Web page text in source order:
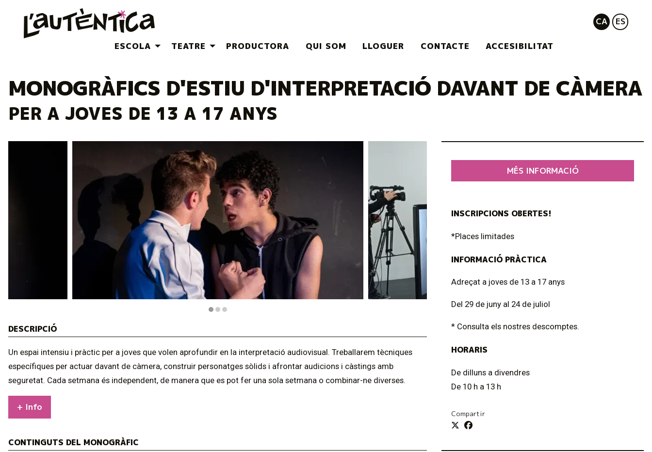
CA ES
ESCOLA TEATRE PRODUCTORA QUI SOM LLOGUER CONTACTE ACCESIBILITAT
MONOGRÀFICS D'ESTIU D'INTERPRETACIÓ DAVANT DE CÀMERA
PER A JOVES DE 13 A 17 ANYS
MÉS INFORMACIÓ
INSCRIPCIONS OBERTES!
*Places limitades
INFORMACIÓ PRÀCTICA
Adreçat a joves de 13 a 17 anys
Del 29 de juny al 24 de juliol
* Consulta els nostres descomptes.
HORARIS
De dilluns a divendres
De 10 h a 13 h
Compartir
DESCRIPCIÓ
Un espai intensiu i pràctic per a joves que volen aprofundir en la interpretació audiovisual. Treballarem tècniques
específiques per actuar davant de càmera, construir personatges sòlids i afrontar audicions i càstings amb
seguretat. Cada setmana és independent, de manera que es pot fer una sola setmana o combinar-ne diverses.
+ Info
CONTINGUTS DEL MONOGRÀFIC